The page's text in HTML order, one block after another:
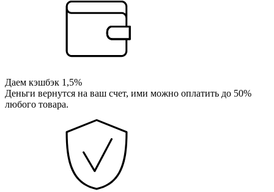
Даем кэшбэк 1,5%
Деньги вернутся на ваш счет, ими можно оплатить до 50%
любого товара.